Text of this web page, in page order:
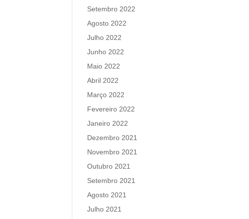
Setembro 2022
Agosto 2022
Julho 2022
Junho 2022
Maio 2022
Abril 2022
Março 2022
Fevereiro 2022
Janeiro 2022
Dezembro 2021
Novembro 2021
Outubro 2021
Setembro 2021
Agosto 2021
Julho 2021